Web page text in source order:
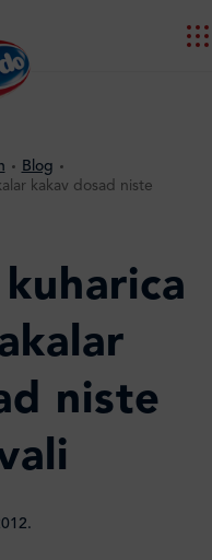
Blog
kakav dosad niste
niste